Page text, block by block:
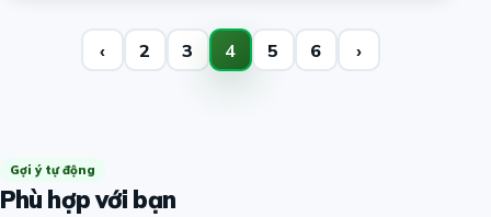
‹ 2 3 4 5 6 ›
Gợi ý tự động
Phù hợp với bạn